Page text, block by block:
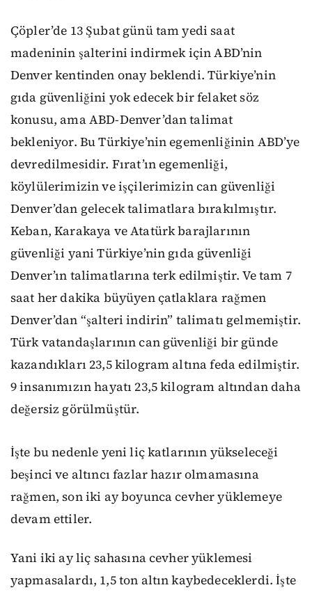
Çöpler’de 13 Şubat günü tam yedi saat
madeninin şalterini indirmek için ABD’nin
Denver kentinden onay beklendi. Türkiye’nin
gıda güvenliğini yok edecek bir felaket söz
konusu, ama ABD-Denver’dan talimat
bekleniyor. Bu Türkiye’nin egemenliğinin ABD’ye
devredilmesidir. Fırat’ın egemenliği,
köylülerimizin ve işçilerimizin can güvenliği
Denver’dan gelecek talimatlara bırakılmıştır.
Keban, Karakaya ve Atatürk barajlarının
güvenliği yani Türkiye’nin gıda güvenliği
Denver’ın talimatlarına terk edilmiştir. Ve tam 7
saat her dakika büyüyen çatlaklara rağmen
Denver’dan “şalteri indirin” talimatı gelmemiştir.
Türk vatandaşlarının can güvenliği bir günde
kazandıkları 23,5 kilogram altına feda edilmiştir.
9 insanımızın hayatı 23,5 kilogram altından daha
değersiz görülmüştür.
İşte bu nedenle yeni liç katlarının yükseleceği
beşinci ve altıncı fazlar hazır olmamasına
rağmen, son iki ay boyunca cevher yüklemeye
devam ettiler.
Yani iki ay liç sahasına cevher yüklemesi
yapmasalardı, 1,5 ton altın kaybedeceklerdi. İşte